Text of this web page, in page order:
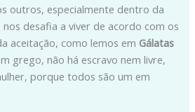
outros, especialmente dentro da
nos desafia a viver de acordo com os
aceitação, como lemos em Gálatas
grego, não há escravo nem livre,
porque todos são um em